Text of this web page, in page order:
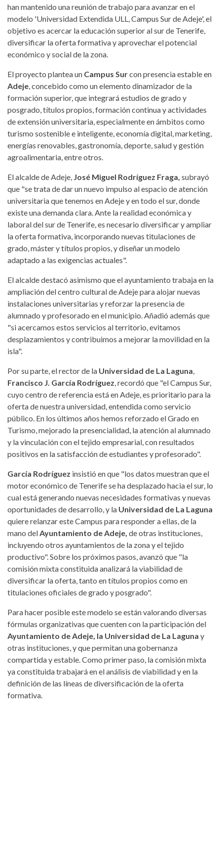
han mantenido una reunión de trabajo para avanzar en el
modelo 'Universidad Extendida ULL, Campus Sur de Adeje', el
objetivo es acercar la educación superior al sur de Tenerife,
diversificar la oferta formativa y aprovechar el potencial
económico y social de la zona.
El proyecto plantea un Campus Surcon presencia estable en
Adeje, concebido como un elemento dinamizador de la
formación superior, que integrará estudios de grado y
posgrado, títulos propios, formación continua y actividades
de extensión universitaria, especialmente en ámbitos como
turismo sostenible e inteligente, economía digital, marketing,
energías renovables, gastronomía, deporte, salud y gestión
agroalimentaria, entre otros.
El alcalde de Adeje, José Miguel Rodríguez Fraga, subrayó
que "se trata de dar un nuevo impulso al espacio de atención
universitaria que tenemos en Adeje y en todo el sur, donde
existe una demanda clara. Ante la realidad económica y
laboral del sur de Tenerife, es necesario diversificar y ampliar
la oferta formativa, incorporando nuevas titulaciones de
grado, máster y títulos propios, y diseñar un modelo
adaptado a las exigencias actuales".
El alcalde destacó asimismo que el ayuntamiento trabaja en la
ampliación del centro cultural de Adeje para alojar nuevas
instalaciones universitarias y reforzar la presencia de
alumnado y profesorado en el municipio. Añadió además que
"si acercamos estos servicios al territorio, evitamos
desplazamientos y contribuimos a mejorar la movilidad en la
isla".
Por su parte, el rector de la Universidad de La Laguna,
Francisco J. García Rodríguez, recordó que "el Campus Sur,
cuyo centro de referencia está en Adeje, es prioritario para la
oferta de nuestra universidad, entendida como servicio
público. En los últimos años hemos reforzado el Grado en
Turismo, mejorado la presencialidad, la atención al alumnado
y la vinculación con el tejido empresarial, con resultados
positivos en la satisfacción de estudiantes y profesorado".
García Rodríguez insistió en que "los datos muestran que el
motor económico de Tenerife se ha desplazado hacia el sur, lo
cual está generando nuevas necesidades formativas y nuevas
oportunidades de desarrollo, y la Universidad de La Laguna
quiere relanzar este Campus para responder a ellas, de la
mano delAyuntamiento de Adeje, de otras instituciones,
incluyendo otros ayuntamientos de la zona y el tejido
productivo". Sobre los próximos pasos, avanzó que "la
comisión mixta constituida analizará la viabilidad de
diversificar la oferta, tanto en títulos propios como en
titulaciones oficiales de grado y posgrado".
Para hacer posible este modelo se están valorando diversas
fórmulas organizativas que cuenten con la participación del
Ayuntamiento de Adeje, la Universidad de La Laguna y
otras instituciones, y que permitan una gobernanza
compartida y estable. Como primer paso, la comisión mixta
ya constituida trabajará en el análisis de viabilidad y en la
definición de las líneas de diversificación de la oferta
formativa.